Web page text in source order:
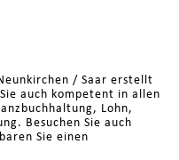
/ Saar erstellt
auch kompetent in allen
Lohn,
Besuchen Sie auch
Sie einen